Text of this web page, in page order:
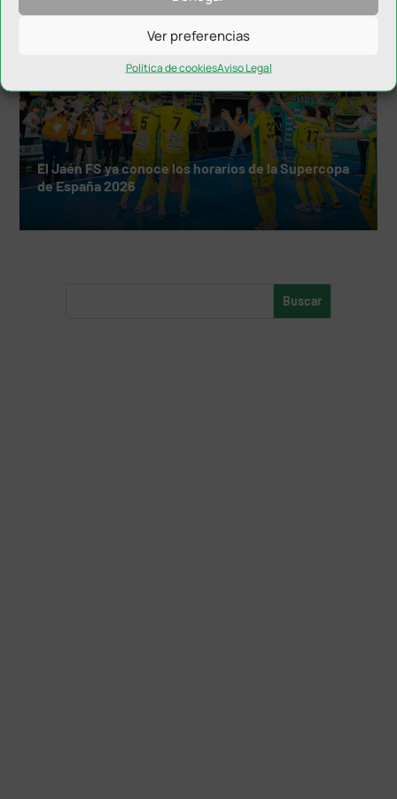
Ver preferencias
Política de cookiesAviso Legal
El Jaén FS ya conoce los horarios de la Supercopa
de España 2026